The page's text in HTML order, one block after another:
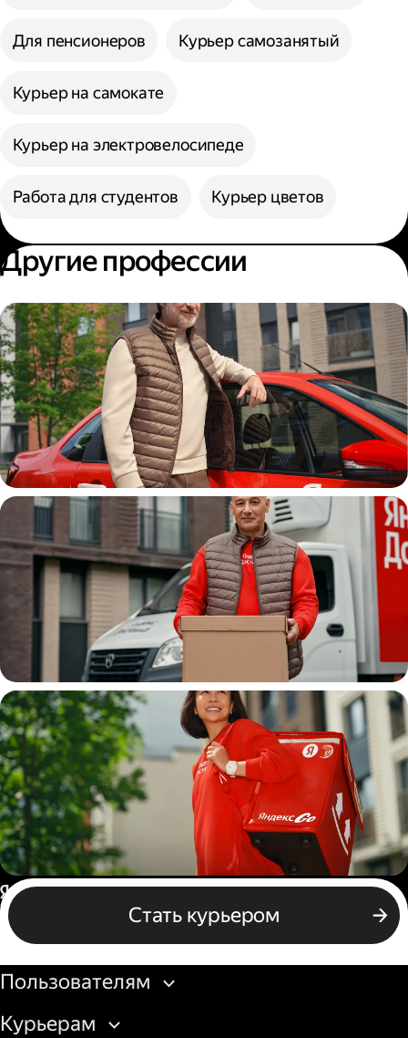
Для пенсионеров Курьер самозанятый
Курьер на самокате
Курьер на электровелосипеде
Работа для студентов Курьер цветов
Другие профессии
Автокурьер
Водитель
грузовой машины
Пеший курьер
Стать курьером
Россия
Бизнесу
Пользователям
Курьерам